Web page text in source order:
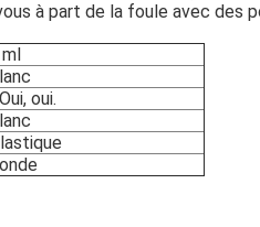
à part de la foule avec des
oui.